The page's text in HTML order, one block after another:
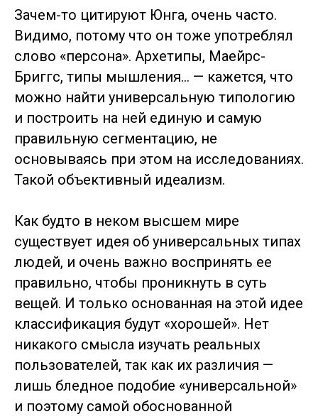
Зачем-то цитируют Юнга, очень часто.
Видимо, потому что он тоже употреблял
слово «персона». Архетипы, Маейрс-
Бриггс, типы мышления… — кажется, что
можно найти универсальную типологию
и построить на ней единую и самую
правильную сегментацию, не
основываясь при этом на исследованиях.
Такой объективный идеализм.
Как будто в неком высшем мире
существует идея об универсальных типах
людей, и очень важно воспринять ее
правильно, чтобы проникнуть в суть
вещей. И только основанная на этой идее
классификация будут «хорошей». Нет
никакого смысла изучать реальных
пользователей, так как их различия —
лишь бледное подобие «универсальной»
и поэтому самой обоснованной